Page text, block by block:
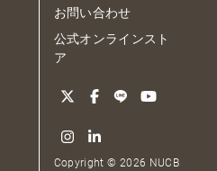
お問い合わせ
公式オンラインスト
ア
Copyright © 2026 NUCB